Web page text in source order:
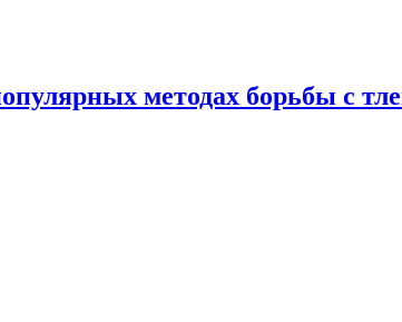
методах борьбы с